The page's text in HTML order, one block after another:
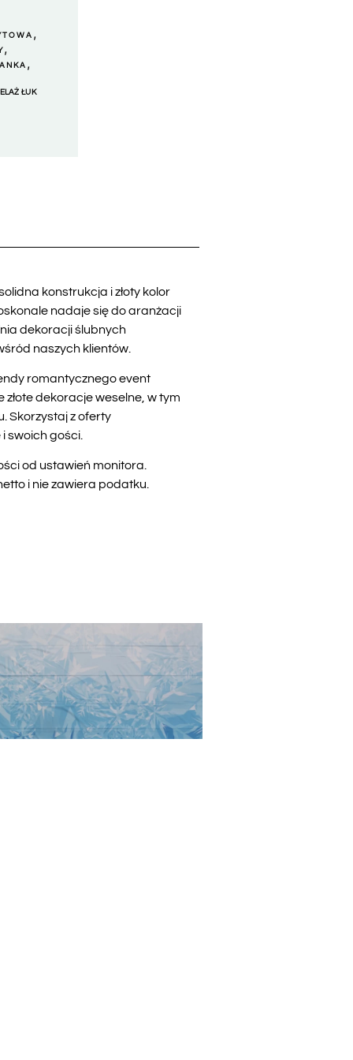
,
,
,
ŁUK
konstrukcja i złoty kolor
nadaje się do aranżacji
dekoracji ślubnych
naszych klientów.
romantycznego event
dekoracje weselne, w tym
Skorzystaj z oferty
swoich gości.
od ustawień monitora.
i nie zawiera podatku.